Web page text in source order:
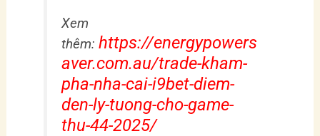
Xem
thêm:https://energypowers
aver.com.au/trade-kham-
pha-nha-cai-i9bet-diem-
den-ly-tuong-cho-game-
thu-44-2025/